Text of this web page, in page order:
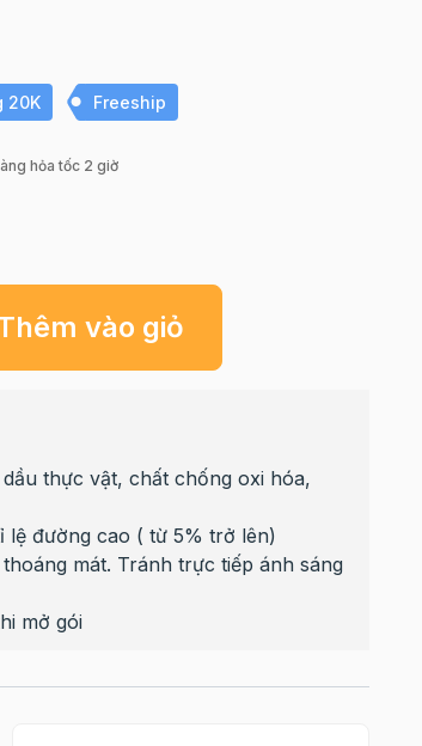
20K Freeship
hỏa tốc 2 giờ
vào giỏ
thực vật, chất chống oxi hóa,
lệ đường cao ( từ 5% trở lên)
mát. Tránh trực tiếp ánh sáng
mở gói